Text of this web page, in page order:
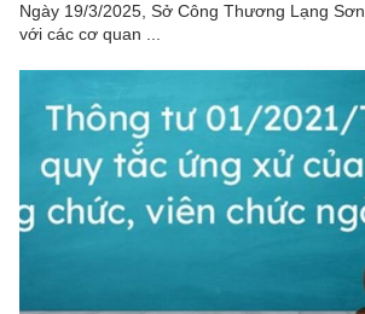
Ngày 19/3/2025, Sở Công Thương Lạng
với các cơ quan ...